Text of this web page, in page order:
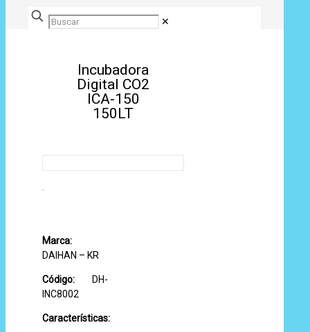
✕
Incubadora
Digital CO2
ICA-150
150LT
Marca:
DAIHAN – KR
Código: DH-
INC8002
Características: